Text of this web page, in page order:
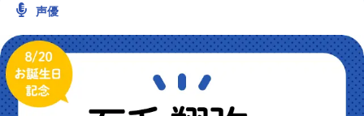
2.5次元 配信・Vtuber
声優